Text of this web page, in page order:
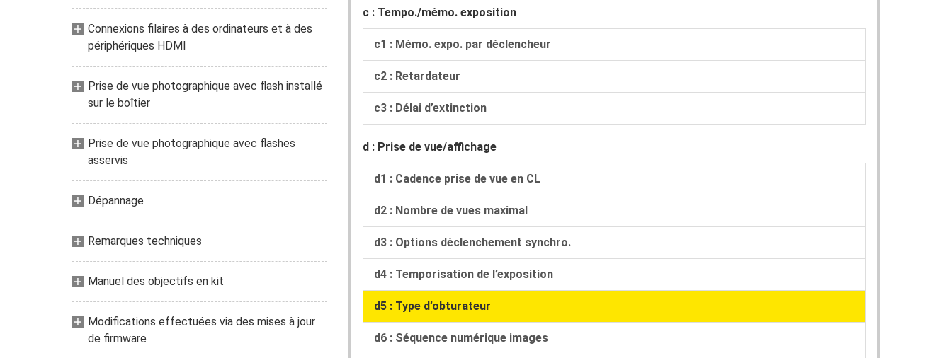
Connexions filaires à des ordinateurs et à des
périphériques HDMI
Prise de vue photographique avec flash installé
sur le boîtier
Prise de vue photographique avec flashes
asservis
Dépannage
Remarques techniques
Manuel des objectifs en kit
Modifications effectuées via des mises à jour
de firmware
c : Tempo./mémo. exposition
c1 : Mémo. expo. par déclencheur
c2 : Retardateur
c3 : Délai d’extinction
d : Prise de vue/affichage
d1 : Cadence prise de vue en CL
d2 : Nombre de vues maximal
d3 : Options déclenchement synchro.
d4 : Temporisation de l’exposition
d5 : Type d’obturateur
d6 : Séquence numérique images